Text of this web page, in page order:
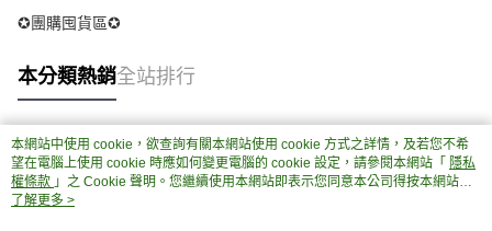
✪團購囤貨區✪
本分類熱銷全站排行
熱門標籤
本網站中使用 cookie，欲查詢有關本網站使用 cookie 方式之詳情，及若您不希
望在電腦上使用 cookie 時應如何變更電腦的 cookie 設定，請參閱本網站「 隱私
權條款 」之 Cookie 聲明。您繼續使用本網站即表示您同意本公司得按本網站使
用條款之 Cookie 聲明使用 cookie。
了解更多 >